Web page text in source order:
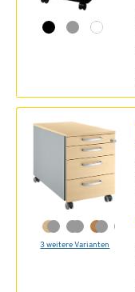
3 weitere Varianten